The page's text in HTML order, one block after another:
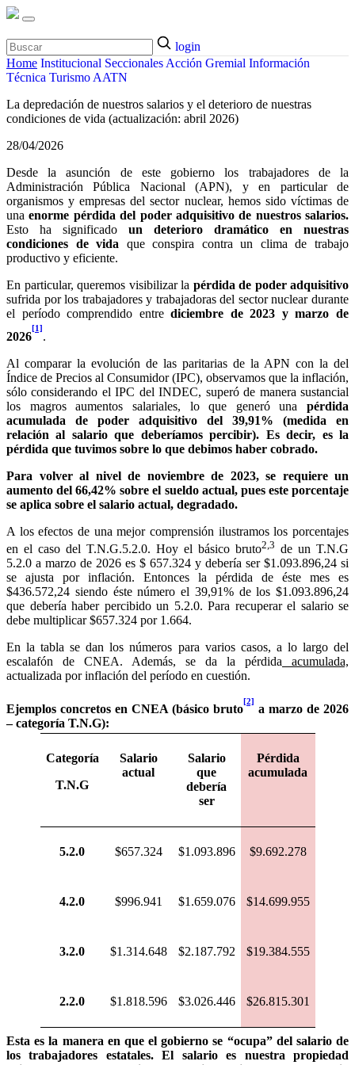
login
Home Institucional Seccionales Acción Gremial Información
Técnica Turismo AATN
La depredación de nuestros salarios y el deterioro de nuestras
condiciones de vida (actualización: abril 2026)
28/04/2026
Desde la asunción de este gobierno los trabajadores de la
Administración Pública Nacional (APN), y en particular de
organismos y empresas del sector nuclear, hemos sido víctimas de
unaenorme pérdida del poder adquisitivo de nuestros salarios.
Esto ha significado un deterioro dramático en nuestras
condiciones de vida que conspira contra un clima de trabajo
productivo y eficiente.
En particular, queremos visibilizar la pérdida de poder adquisitivo
sufrida por los trabajadores y trabajadoras del sector nuclear durante
el período comprendido entrediciembre de 2023 y marzo de
2026
[1]
.
Al comparar la evolución de las paritarias de la APN con la del
Índice de Precios al Consumidor (IPC), observamos que la inflación,
sólo considerando el IPC del INDEC, superó de manera sustancial
los magros aumentos salariales, lo que generó una pérdida
acumulada de poder adquisitivo del 39,91% (medida en
relación al salario que deberíamos percibir). Es decir, es la
pérdida que tuvimos sobre lo que debimos haber cobrado.
Para volver al nivel de noviembre de 2023, se requiere un
aumento del 66,42% sobre el sueldo actual, pues este porcentaje
se aplica sobre el salario actual, degradado.
A los efectos de una mejor comprensión ilustramos los porcentajes
en el caso del T.N.G.5.2.0. Hoy el básico bruto2,3 de un T.N.G
5.2.0 a marzo de 2026 es $ 657.324 y debería ser $1.093.896,24 si
se ajusta por inflación. Entonces la pérdida de éste mes es
$436.572,24 siendo éstenúmero el 39,91% de los $1.093.896,24
que debería haber percibido un 5.2.0. Para recuperar el salario se
debe multiplicar $657.324 por 1.664.
En la tabla se dan los números para varios casos, a lo largo del
escalafón de CNEA. Además, se da la pérdida acumulada,
actualizada por inflación del período en cuestión.
Ejemplos concretos en CNEA (básico bruto
[2]
a marzo de 2026
– categoría T.N.G):
Categoría
T.N.G
Salario
actual
Salario
que
debería
ser
Pérdida
acumulada
5.2.0 $657.324 $1.093.896 $9.692.278
4.2.0 $996.941 $1.659.076 $14.699.955
3.2.0 $1.314.648 $2.187.792 $19.384.555
2.2.0 $1.818.596 $3.026.446 $26.815.301
Esta es la manera en que el gobierno se “ocupa” del salario de
los trabajadores estatales. El salario es nuestra propiedad